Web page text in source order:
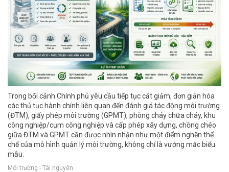
Trong bối cảnh Chính phủ yêu cầu tiếp tục cắt giảm, đơn giản hóa
các thủ tục hành chính liên quan đến đánh giá tác động môi trường
(ĐTM), giấy phép môi trường (GPMT), phòng cháy chữa cháy, khu
công nghiệp/cụm công nghiệp và cấp phép xây dựng, chồng chéo
giữa ĐTM và GPMT cần được nhìn nhận như một điểm nghẽn thể
chế của mô hình quản lý môi trường, không chỉ là vướng mắc biểu
mẫu.
Môi trường - Tài nguyên